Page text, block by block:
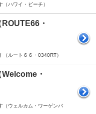
ハワイ・ビーチ）
・
（ルート６６・0340RT）
・
（ウェルカム・ワーゲンバ